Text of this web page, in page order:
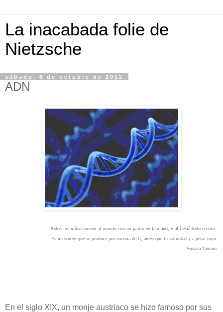
La inacabada folie de
Nietzsche
sábado, 6 de octubre de 2012
ADN
Todos los niños vienen al mundo con un palito en la mano, y allí está todo escrito.
Es un sorteo que se produce por encima de ti, antes que tu voluntad y a pesar tuyo
Susana Tamaro.
En el siglo XIX, un monje austriaco se hizo famoso por sus